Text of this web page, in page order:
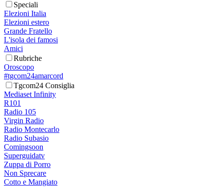
Speciali
Elezioni Italia
Elezioni estero
Grande Fratello
L'isola dei famosi
Amici
Rubriche
Oroscopo
#tgcom24amarcord
Tgcom24 Consiglia
Mediaset Infinity
R101
Radio 105
Virgin Radio
Radio Montecarlo
Radio Subasio
Comingsoon
Superguidatv
Zuppa di Porro
Non Sprecare
Cotto e Mangiato